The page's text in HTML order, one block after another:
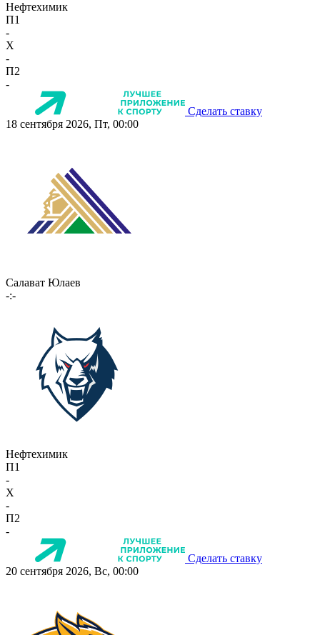
Нефтехимик
П1
-
X
-
П2
-
Сделать ставку
18 сентября 2026, Пт, 00:00
Салават Юлаев
-:-
Нефтехимик
П1
-
X
-
П2
-
Сделать ставку
20 сентября 2026, Вс, 00:00